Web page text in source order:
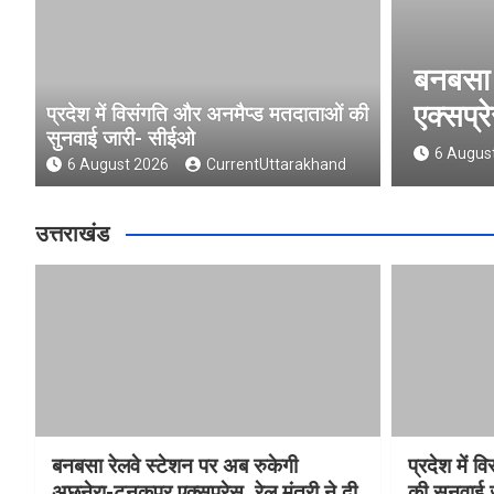
प्रदेश में विसंगति और अनमैप्ड मतदाताओं की
सुनवाई जारी- सीईओ
6 August 2026 CurrentUttarakhand
ने दी स्वीकृति
उत्तराखंड
बनबसा रेलवे स्टेशन पर अब रुकेगी
प्रदेश में